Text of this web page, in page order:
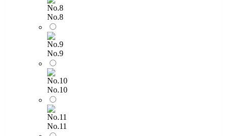
No.8
No.9
No.10
No.11